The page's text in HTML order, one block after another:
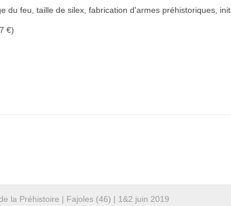
feu, taille de silex, fabrication d'armes préhistoriques,
€)
la Préhistoire | Fajoles (46) | 1&2 juin 2019